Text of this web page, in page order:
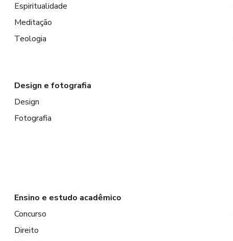
Espiritualidade
Meditação
Teologia
Design e fotografia
Design
Fotografia
Ensino e estudo acadêmico
Concurso
Direito